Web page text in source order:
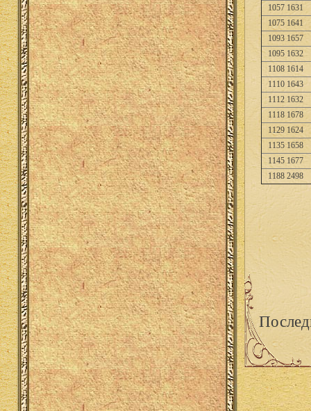
1057 1631
1075 1641
1093 1657
1095 1632
1108 1614
1110 1643
1112 1632
1118 1678
1129 1624
1135 1658
1145 1677
1188 2498